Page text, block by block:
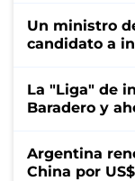
Un ministro
candidato a
La "Liga" de
Baradero y
Argentina
China por